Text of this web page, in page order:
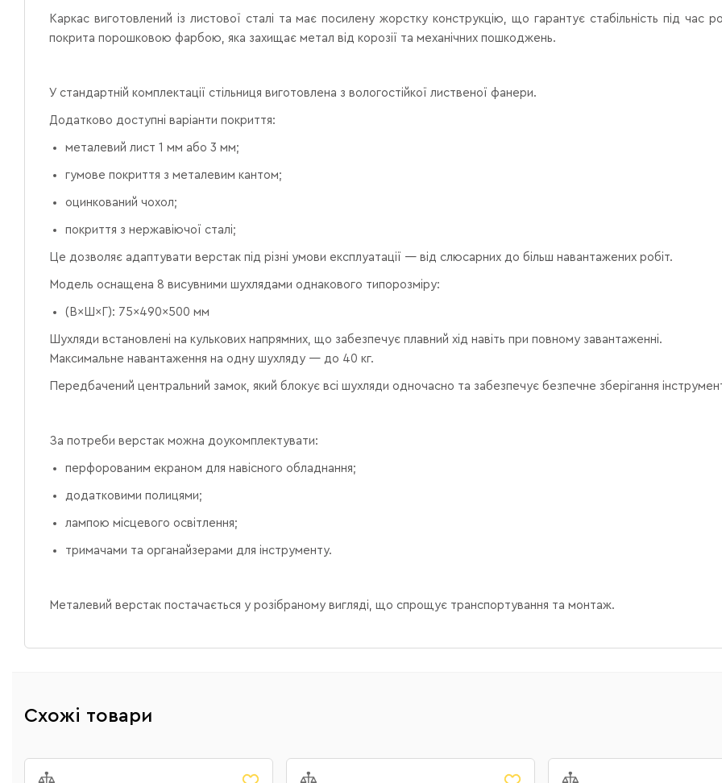
Каркас виготовлений із листової сталі та має посилену жорстку конструкцію, що гарантує стабільність під
покрита порошковою фарбою, яка захищає метал від корозії та механічних пошкоджень.
У стандартній комплектації стільниця виготовлена з вологостійкої лиственої фанери.
Додатково доступні варіанти покриття:
металевий лист 1 мм або 3 мм;
гумове покриття з металевим кантом;
оцинкований чохол;
покриття з нержавіючої сталі;
Це дозволяє адаптувати верстак під різні умови експлуатації — від слюсарних до більш навантажених робіт.
Модель оснащена 8 висувними шухлядами однакового типорозміру:
(В×Ш×Г): 75×490×500 мм
Шухляди встановлені на кулькових напрямних, що забезпечує плавний хід навіть при повному завантаженні.
Максимальне навантаження на одну шухляду — до 40 кг.
Передбачений центральний замок, який блокує всі шухляди одночасно та забезпечує безпечне зберігання
За потреби верстак можна доукомплектувати:
перфорованим екраном для навісного обладнання;
додатковими полицями;
лампою місцевого освітлення;
тримачами та органайзерами для інструменту.
Металевий верстак постачається у розібраному вигляді, що спрощує транспортування та монтаж.
Схожі товари